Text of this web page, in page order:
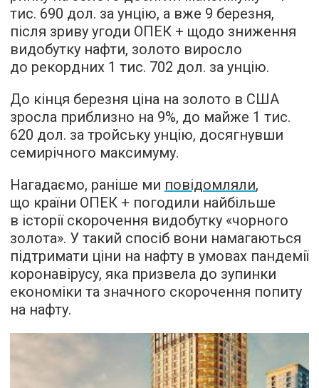
тис. 690 дол. за унцію, а вже 9 березня,
після зриву угоди ОПЕК + щодо зниження
видобутку нафти, золото виросло
до рекордних 1 тис. 702 дол. за унцію.
До кінця березня ціна на золото в США
зросла приблизно на 9%, до майже 1 тис.
620 дол. за тройську унцію, досягнувши
семирічного максимуму.
Нагадаємо, раніше ми повідомляли,
що країни ОПЕК + погодили найбільше
в історії скорочення видобутку «чорного
золота». У такий спосіб вони намагаються
підтримати ціни на нафту в умовах пандемії
коронавірусу, яка призвела до зупинки
економіки та значного скорочення попиту
на нафту.